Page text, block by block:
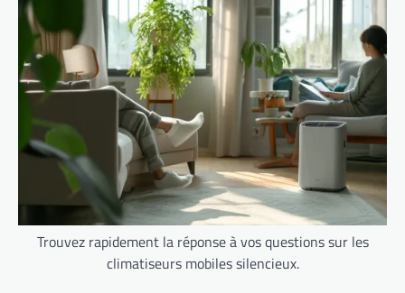
Trouvez rapidement la réponse à vos questions sur les
climatiseurs mobiles silencieux.